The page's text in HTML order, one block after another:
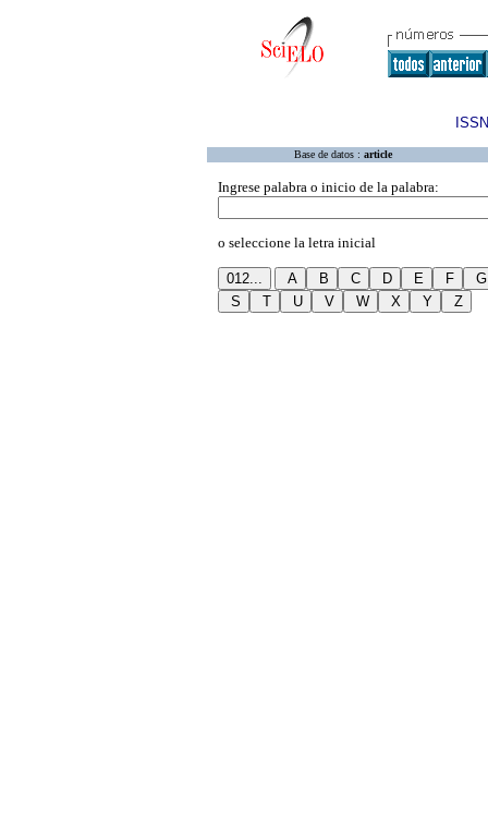
Base de datos : article
Ingrese palabra o inicio de la palabra:
o seleccione la letra inicial